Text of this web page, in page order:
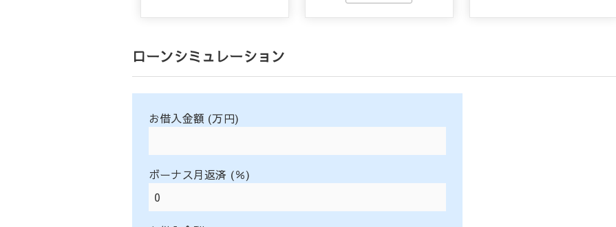
ローンシミュレーション
お借入金額 (万円)
ボーナス月返済 (％)